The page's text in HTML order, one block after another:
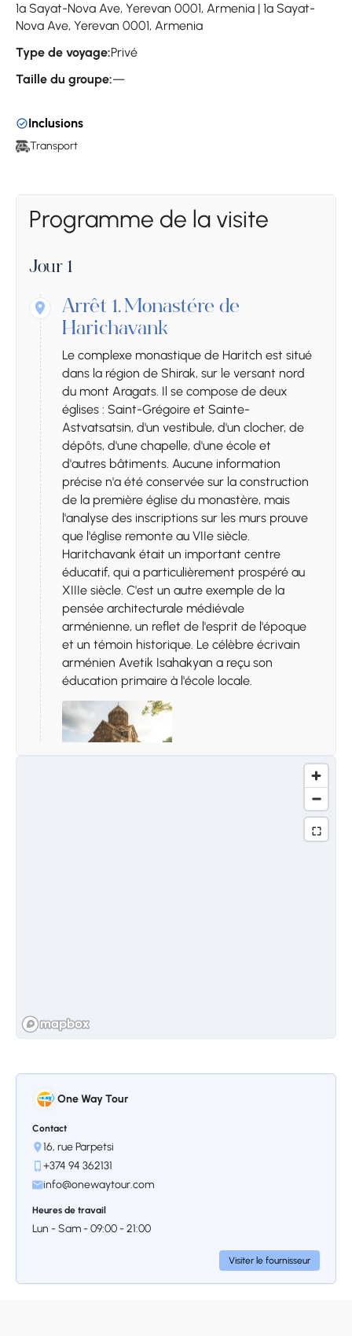
1a Sayat-Nova Ave, Yerevan 0001, Armenia | 1a Sayat-
Nova Ave, Yerevan 0001, Armenia
Type de voyage:Privé
Taille du groupe:—
Inclusions
Transport
Programme de la visite
Jour 1
Arrêt 1. Monastère de
Harichavank
Le complexe monastique de Haritch est situé
dans la région de Shirak, sur le versant nord
du mont Aragats. Il se compose de deux
églises : Saint-Grégoire et Sainte-
Astvatsatsin, d'un vestibule, d'un clocher, de
dépôts, d'une chapelle, d'une école et
d'autres bâtiments. Aucune information
précise n'a été conservée sur la construction
de la première église du monastère, mais
l'analyse des inscriptions sur les murs prouve
que l'église remonte au VIIe siècle.
Haritchavank était un important centre
éducatif, qui a particulièrement prospéré au
XIIIe siècle. C'est un autre exemple de la
pensée architecturale médiévale
arménienne, un reflet de l'esprit de l'époque
et un témoin historique. Le célèbre écrivain
arménien Avetik Isahakyan a reçu son
éducation primaire à l'école locale.
l’esprit de l’architecture médiévale
arménienne. Cette ville touristique est
rues, ses églises et, bien sûr, à son
atmosphère gyumriote incomparable et
unique ; après tout, Gyumri est le centre de
l’humour, des arts et de l’artisanat en
Arménie. Les trois célèbres églises de Gyumri
et la Forteresse noire sont également incluses
dans la visite de la ville.
One Way Tour
Contact
16, rue Parpetsi
+374 94 362131
info@onewaytour.com
Heures de travail
Lun - Sam - 09:00 - 21:00
Visiter le fournisseur